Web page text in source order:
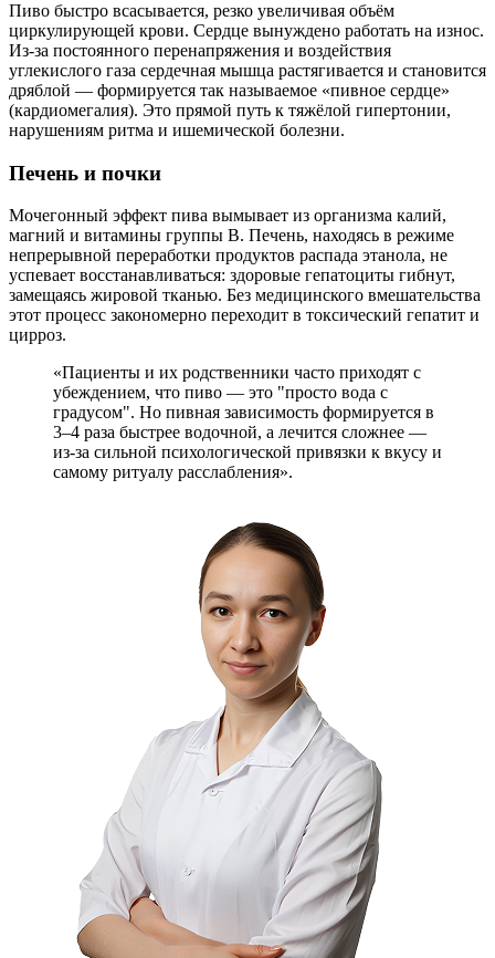
Пиво быстро всасывается, резко увеличивая объём
циркулирующей крови. Сердце вынуждено работать на износ.
Из-за постоянного перенапряжения и воздействия
углекислого газа сердечная мышца растягивается и становится
дряблой — формируется так называемое «пивное сердце»
(кардиомегалия). Это прямой путь к тяжёлой гипертонии,
нарушениям ритма и ишемической болезни.
Печень и почки
Мочегонный эффект пива вымывает из организма калий,
магний и витамины группы B. Печень, находясь в режиме
непрерывной переработки продуктов распада этанола, не
успевает восстанавливаться: здоровые гепатоциты гибнут,
замещаясь жировой тканью. Без медицинского вмешательства
этот процесс закономерно переходит в токсический гепатит и
цирроз.
«Пациенты и их родственники часто приходят с
убеждением, что пиво — это "просто вода с
градусом". Но пивная зависимость формируется в
3–4 раза быстрее водочной, а лечится сложнее —
из-за сильной психологической привязки к вкусу и
самому ритуалу расслабления».